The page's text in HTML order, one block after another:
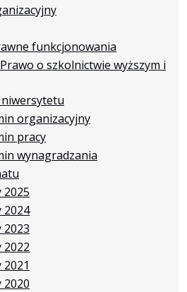
funkcjonowania
o szkolnictwie wyższym i
organizacyjny
pracy
wynagradzania
2025
2024
2023
2022
2021
2020